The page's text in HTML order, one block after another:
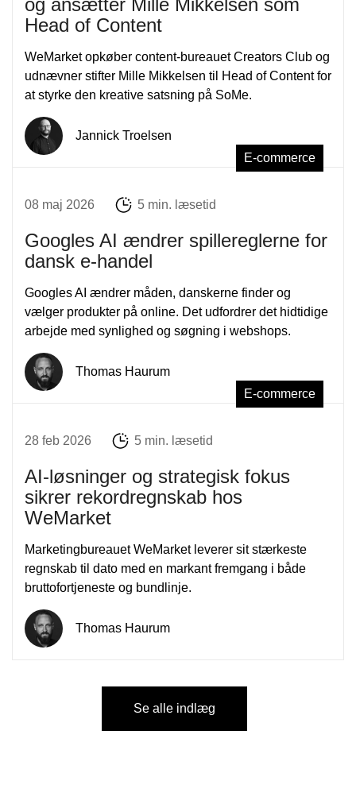
Head of Content
WeMarket opkøber content-bureauet Creators Club og
udnævner stifter Mille Mikkelsen til Head of Content for
at styrke den kreative satsning på SoMe.
Jannick Troelsen
E-commerce
08 maj 2026 5 min. læsetid
Googles AI ændrer spillereglerne for
dansk e-handel
Googles AI ændrer måden, danskerne finder og
vælger produkter på online. Det udfordrer det hidtidige
arbejde med synlighed og søgning i webshops.
Thomas Haurum
E-commerce
28 feb 2026 5 min. læsetid
AI-løsninger og strategisk fokus
sikrer rekordregnskab hos
WeMarket
Marketingbureauet WeMarket leverer sit stærkeste
regnskab til dato med en markant fremgang i både
bruttofortjeneste og bundlinje.
Thomas Haurum
Se alle indlæg